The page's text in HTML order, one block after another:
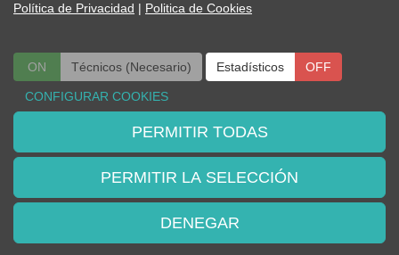
Viajes El Corte Inglés
Secretaria Técnica
Congresos Científico Médicos
seaic@viajeseci.es
Política de Privacidad|Politica de Cookies|Configurar Cookies
Política de Privacidad | Politica de Cookies
ON Técnicos (Necesario) OFF
ON Estadísticos OFF
CONFIGURAR COOKIES
PERMITIR TODAS
PERMITIR LA SELECCIÓN
DENEGAR